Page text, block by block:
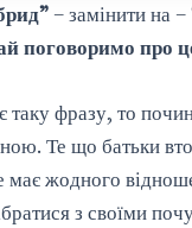
– замінити на –
поговоримо про
таку фразу, то
Те що батьки
має жодного
з своїми